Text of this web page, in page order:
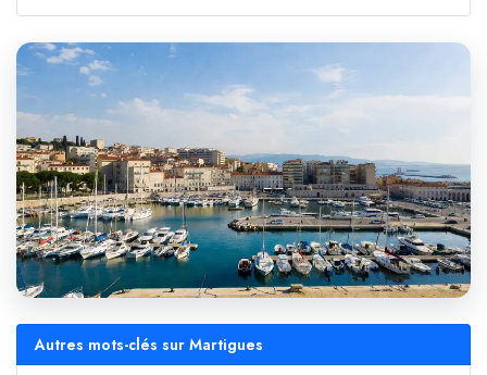
Autres mots-clés sur Martigues